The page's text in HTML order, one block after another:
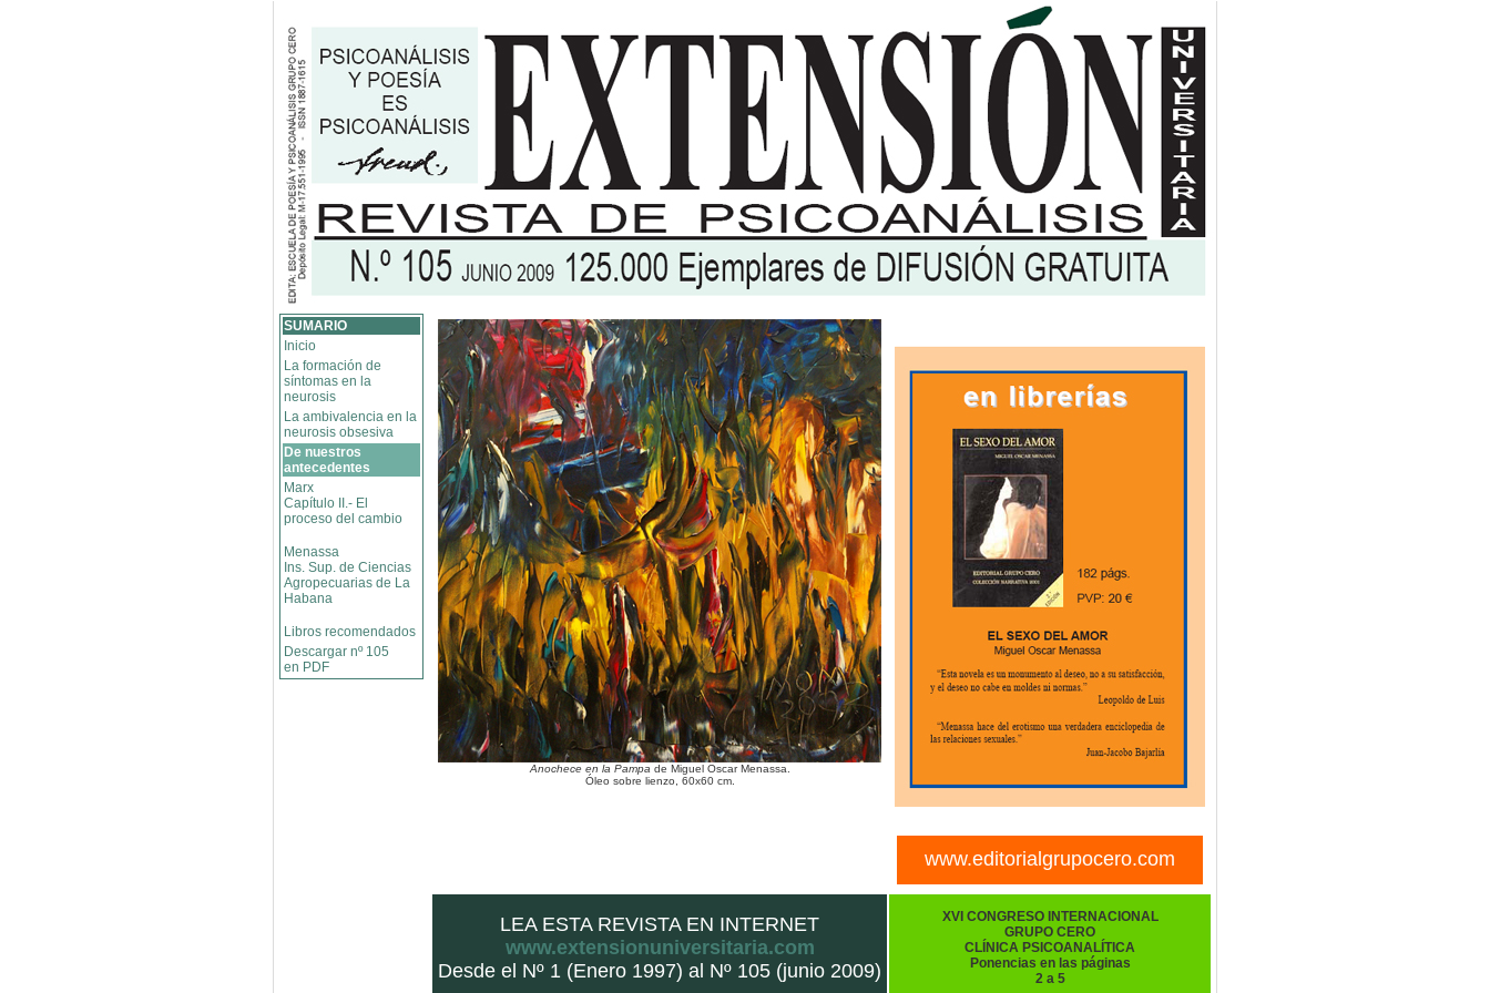
SUMARIO
Inicio
La formación de
síntomas en la
neurosis
La ambivalencia en la
neurosis obsesiva
De nuestros
antecedentes
Marx
Capítulo II.- El
proceso del cambio
Menassa
Ins. Sup. de Ciencias
Agropecuarias de La
Habana
Libros recomendados
Descargar nº 105
en PDF
Anochece en la Pampa de Miguel Oscar Menassa.
Óleo sobre lienzo, 60x60 cm.
www.editorialgrupocero.com
LEA ESTA REVISTA EN INTERNET
www.extensionuniversitaria.com
Desde el Nº 1 (Enero 1997) al Nº 105 (junio 2009)
XVI CONGRESO INTERNACIONAL
GRUPO CERO
CLÍNICA PSICOANALÍTICA
Ponencias en las páginas
2 a 5